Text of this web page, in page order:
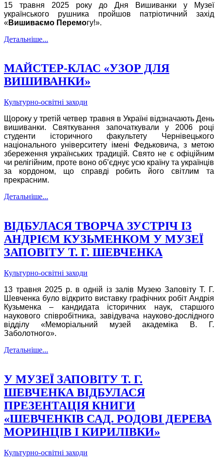
15 травня 2025 року до Дня Вишиванки у Музеї
українського рушника пройшов патріотичний захід
«Вишиваємо Перемогу!».
Детальніше...
МАЙСТЕР-КЛАС «УЗОР ДЛЯ
ВИШИВАНКИ»
Культурно-освітні заходи
Щороку у третій четвер травня в Україні відзначають День
вишиванки. Святкування започаткували у 2006 році
студенти історичного факультету Чернівецького
національного університету імені Федьковича, з метою
збереження українських традицій. Свято не є офіційним
чи релігійним, проте воно об’єднує усю країну та українців
за кордоном, що справді робить його світлим та
прекрасним.
Детальніше...
ВІДБУЛАСЯ ТВОРЧА ЗУСТРІЧ ІЗ
АНДРІЄМ КУЗЬМЕНКОМ У МУЗЕЇ
ЗАПОВІТУ Т. Г. ШЕВЧЕНКА
Культурно-освітні заходи
13 травня 2025 р. в одній із залів Музею Заповіту Т. Г.
Шевченка було відкрито виставку графічних робіт Андрія
Кузьменка – кандидата історичних наук, старшого
наукового співробітника, завідувача науково-дослідного
відділу «Меморіальний музей академіка В. Г.
Заболотного».
Детальніше...
У МУЗЕЇ ЗАПОВІТУ Т. Г.
ШЕВЧЕНКА ВІДБУЛАСЯ
ПРЕЗЕНТАЦІЯ КНИГИ
«ШЕВЧЕНКІВ САД. РОДОВІ ДЕРЕВА
МОРИНЦІВ І КИРИЛІВКИ»
Культурно-освітні заходи